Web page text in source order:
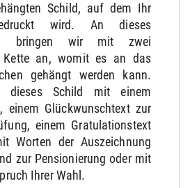
Schild, auf dem Ihr
wird. An dieses
bringen wir mit zwei
Kette an, womit es an das
gehängt werden kann.
dieses Schild mit einem
einem Glückwunschtext zur
einem Gratulationstext
Worten der Auszeichnung
zur Pensionierung oder mit
Ihrer Wahl.